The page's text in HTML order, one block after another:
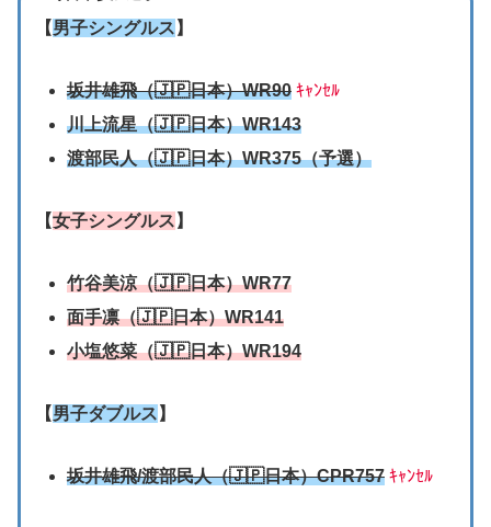
【男子シングルス 】
坂井雄飛（🇯🇵日本）WR90ｷｬﾝｾﾙ
川上流星（🇯🇵日本）WR143
渡部民人（🇯🇵日本）WR375（予選）
【女子シングルス 】
竹谷美涼（🇯🇵日本）WR77
面手凛（🇯🇵日本）WR141
小塩悠菜（🇯🇵日本）WR194
【男子ダブルス 】
坂井雄飛/渡部民人（🇯🇵日本）CPR757ｷｬﾝｾﾙ